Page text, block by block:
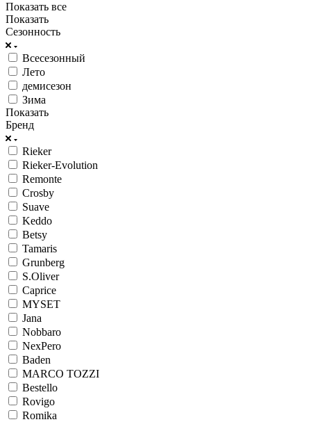
Показать все
Показать
Сезонность
Всесезонный
Лето
демисезон
Зима
Показать
Бренд
Rieker
Rieker-Evolution
Remonte
Crosby
Suave
Keddo
Betsy
Tamaris
Grunberg
S.Oliver
Caprice
MYSET
Jana
Nobbaro
NexPero
Baden
MARCO TOZZI
Bestello
Rovigo
Romika